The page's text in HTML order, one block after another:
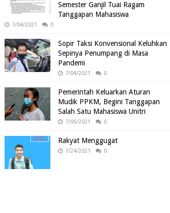
Semester Ganjil Tuai Ragam
Tanggapan Mahasiswa
7/04/2021 0
Sopir Taksi Konvensional Keluhkan
Sepinya Penumpang di Masa
Pandemi
7/04/2021 0
Pemerintah Keluarkan Aturan
Mudik PPKM, Begini Tanggapan
Salah Satu Mahasiswa Unitri
7/06/2021 0
Rakyat Menggugat
7/24/2021 0